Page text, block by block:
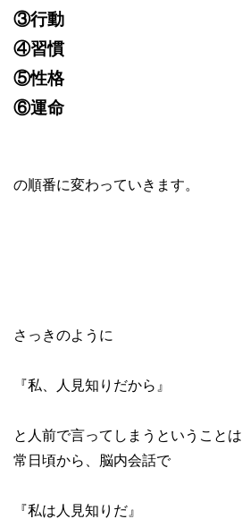
③行動
④習慣
⑤性格
⑥運命
の順番に変わっていきます。
さっきのように
『私、人見知りだから』
と人前で言ってしまうということは
常日頃から、脳内会話で
『私は人見知りだ』